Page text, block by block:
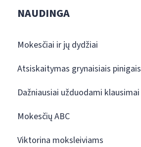
NAUDINGA
Mokesčiai ir jų dydžiai
Atsiskaitymas grynaisiais pinigais
Dažniausiai užduodami klausimai
Mokesčių ABC
Viktorina moksleiviams